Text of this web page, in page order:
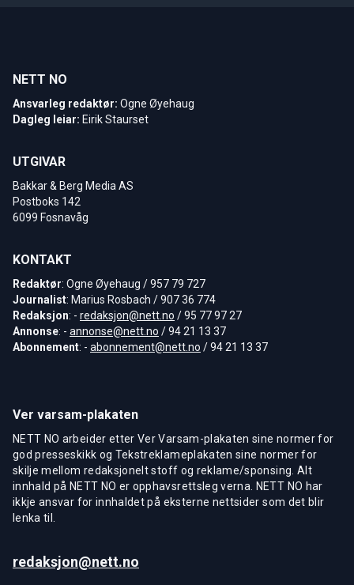
NETT NO
Ansvarleg redaktør: Ogne Øyehaug
Dagleg leiar: Eirik Staurset
UTGIVAR
Bakkar & Berg Media AS
Postboks 142
6099 Fosnavåg
KONTAKT
Redaktør: Ogne Øyehaug / 957 79 727
Journalist: Marius Rosbach / 907 36 774
Redaksjon: - redaksjon@nett.no / 95 77 97 27
Annonse: - annonse@nett.no / 94 21 13 37
Abonnement: - abonnement@nett.no / 94 21 13 37
Ver varsam-plakaten
NETT NO arbeider etter Ver Varsam-plakaten sine normer for
god presseskikk og Tekstreklameplakaten sine normer for
skilje mellom redaksjonelt stoff og reklame/sponsing. Alt
innhald på NETT NO er opphavsrettsleg verna. NETT NO har
ikkje ansvar for innhaldet på eksterne nettsider som det blir
lenka til.
redaksjon@nett.no